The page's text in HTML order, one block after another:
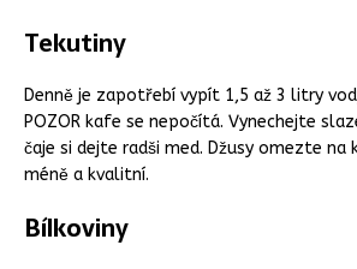
Tekutiny
Denně je zapotřebí vypít 1,5 až 3 litry
POZOR kafe se nepočítá. Vynechejte
čaje si dejte radši med. Džusy omezte na
méně a kvalitní.
Bílkoviny